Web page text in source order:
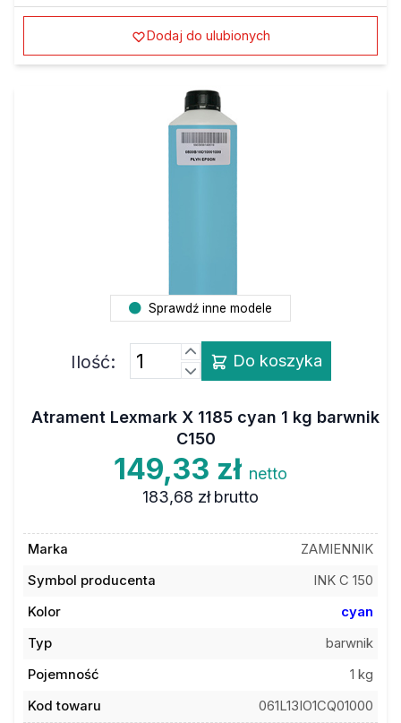
Dodaj do ulubionych
Sprawdź inne modele
Ilość: Do koszyka
Atrament Lexmark X 1185 cyan 1 kg barwnik
C150
149,33 zł netto
183,68 zł brutto
Marka
ZAMIENNIK
Symbol producenta
INK C 150
Kolor
cyan
Typ
barwnik
Pojemność
1 kg
Kod towaru
061L13IO1CQ01000